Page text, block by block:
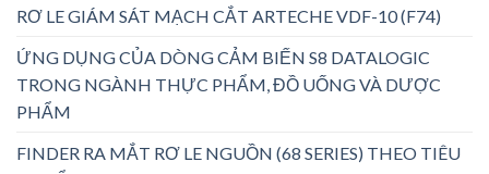
RƠ LE GIÁM SÁT MẠCH CẮT ARTECHE VDF-10 (F74)
ỨNG DỤNG CỦA DÒNG CẢM BIẾN S8 DATALOGIC
TRONG NGÀNH THỰC PHẨM, ĐỒ UỐNG VÀ DƯỢC
PHẨM
FINDER RA MẮT RƠ LE NGUỒN (68 SERIES) THEO TIÊU